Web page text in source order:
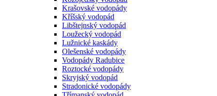
Krašovské vodopády
Kříšský vodopád
Libštejnský vodopád
Loužecký vodopád
Lužnické kaskády
Olešenské vodopády
Vodopády Radubice
Roztocké vodopády
Skryjský vodopád
Stradonické vodopády